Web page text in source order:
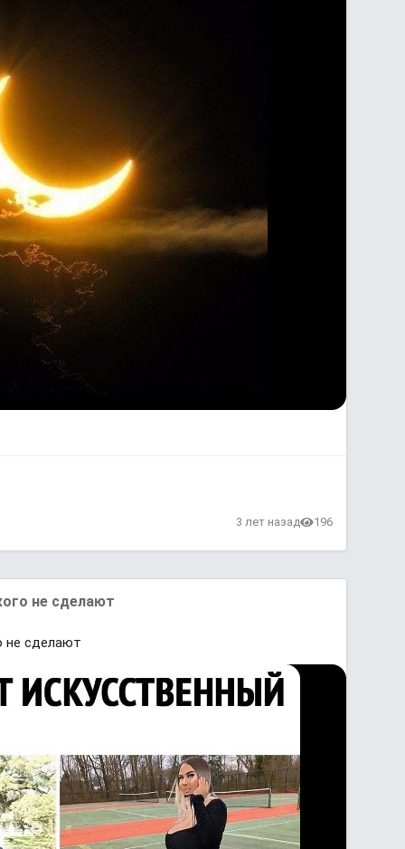
3 лет назад 196
не сделают
не сделают